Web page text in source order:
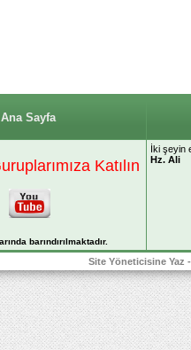
Sayfa
Katılın
barındırılmaktadır.
İki şeyin
Hz. Ali
Site Yöneticisine Yaz